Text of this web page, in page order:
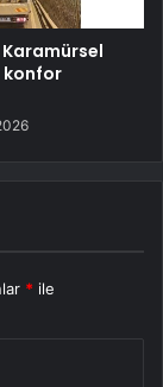
Karamürsel
konfor
* ile